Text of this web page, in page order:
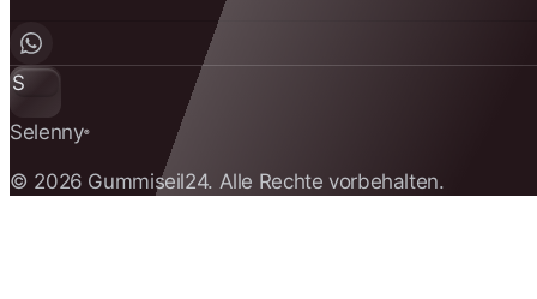
S
Selenny®
© 2026 Gummiseil24. Alle Rechte vorbehalten.